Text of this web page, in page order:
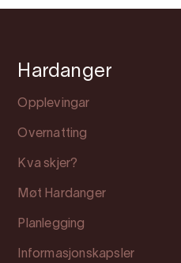
Hardanger
Opplevingar
Overnatting
Kva skjer?
Møt Hardanger
Planlegging
Informasjonskapsler